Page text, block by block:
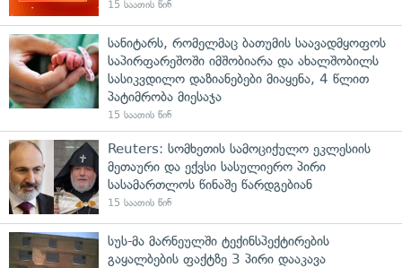
15 საათის წინ
სანიტარს, რომელმაც ბათუმის საავადმყოფოს
საპირფარეშოში იმშობიარა და ახალშობილს
სასიკვდილო დაზიანებები მიაყენა, 4 წლით
პატიმრობა მიესაჯა
15 საათის წინ
Reuters: სომხეთის სამოციქულო ეკლესიის
მეთაური და ექვსი სასულიერო პირი
სასამართლოს წინაშე წარდგებიან
15 საათის წინ
სუს-მა მარნეულში ტექინსპექტირების
გაყალბების ფაქტზე 3 პირი დააკავა